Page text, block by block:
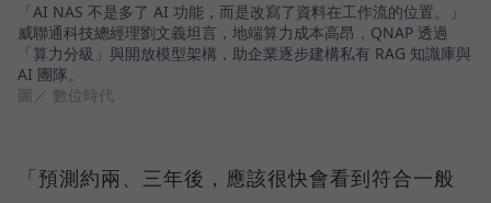
「AI NAS 不是多了 AI 功能，而是改寫了資料在工作流的位置。」
威聯通科技總經理劉文義坦言，地端算力成本高昂，QNAP 透過
「算力分級」與開放模型架構，助企業逐步建構私有 RAG 知識庫與
AI 團隊。
圖／ 數位時代
「預測約兩、三年後，應該很快會看到符合一般